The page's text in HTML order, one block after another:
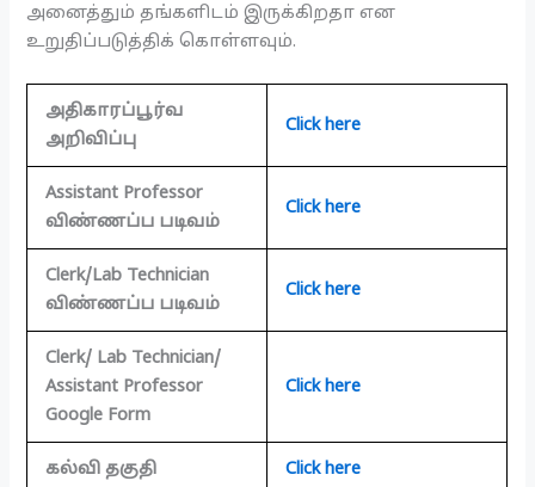
அனைத்தும் தங்களிடம் இருக்கிறதா என
உறுதிப்படுத்திக் கொள்ளவும்.
அதிகாரப்பூர்வ
அறிவிப்பு
Click here
Assistant Professor
விண்ணப்ப படிவம்
Click here
Clerk/Lab Technician
விண்ணப்ப படிவம்
Click here
Clerk/ Lab Technician/
Assistant Professor
Google Form
Click here
கல்வி தகுதி Click here